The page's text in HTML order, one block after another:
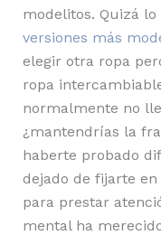
modelitos. Quizá
versiones más
elegir otra ropa
ropa
normalmente no
¿mantendrías la
haberte probado
dejado de fijarte
para prestar
mental ha